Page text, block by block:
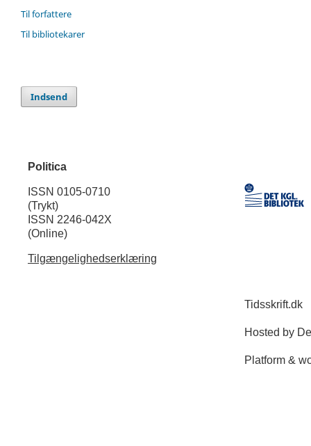
Til forfattere
Til bibliotekarer
Indsend
Politica
ISSN 0105-0710
(Trykt)
ISSN 2246-042X
(Online)
Tilgængelighedserklæring